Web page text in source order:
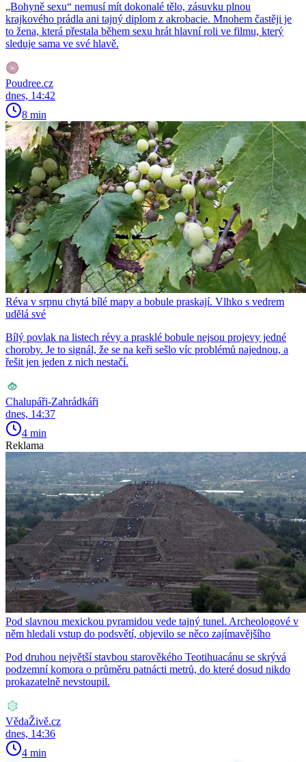
„Bohyně sexu“ nemusí mít dokonalé tělo, zásuvku plnou
krajkového prádla ani tajný diplom z akrobacie. Mnohem častěji je
to žena, která přestala během sexu hrát hlavní roli ve filmu, který
sleduje sama ve své hlavě.
Poudree.cz
dnes, 14:42
8 min
Réva v srpnu chytá bílé mapy a bobule praskají. Vlhko s vedrem
udělá své
Bílý povlak na listech révy a prasklé bobule nejsou projevy jedné
choroby. Je to signál, že se na keři sešlo víc problémů najednou, a
řešit jen jeden z nich nestačí.
Chalupáři-Zahrádkáři
dnes, 14:37
4 min
Reklama
Pod slavnou mexickou pyramidou vede tajný tunel. Archeologové v
něm hledali vstup do podsvětí, objevilo se něco zajímavějšího
Pod druhou největší stavbou starověkého Teotihuacánu se skrývá
podzemní komora o průměru patnácti metrů, do které dosud nikdo
prokazatelně nevstoupil.
VědaŽivě.cz
dnes, 14:36
4 min